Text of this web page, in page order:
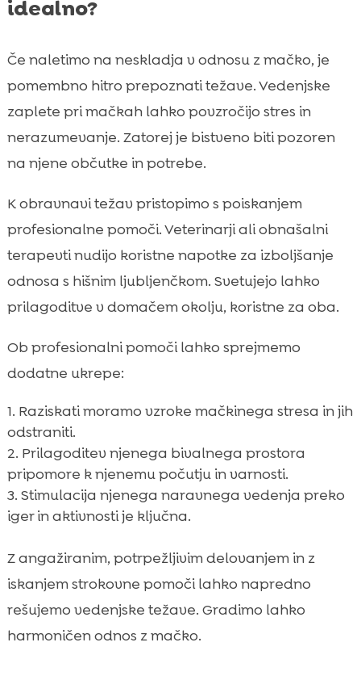
idealno?
Če naletimo na neskladja v odnosu z mačko, je
pomembno hitro prepoznati težave. Vedenjske
zaplete pri mačkah lahko povzročijo stres in
nerazumevanje. Zatorej je bistveno biti pozoren
na njene občutke in potrebe.
K obravnavi težav pristopimo s poiskanjem
profesionalne pomoči. Veterinarji ali obnašalni
terapevti nudijo koristne napotke za izboljšanje
odnosa s hišnim ljubljenčkom. Svetujejo lahko
prilagoditve v domačem okolju, koristne za oba.
Ob profesionalni pomoči lahko sprejmemo
dodatne ukrepe:
Raziskati moramo vzroke mačkinega stresa in jih
odstraniti.
Prilagoditev njenega bivalnega prostora
pripomore k njenemu počutju in varnosti.
Stimulacija njenega naravnega vedenja preko
iger in aktivnosti je ključna.
Z angažiranim, potrpežljivim delovanjem in z
iskanjem strokovne pomoči lahko napredno
rešujemo vedenjske težave. Gradimo lahko
harmoničen odnos z mačko.